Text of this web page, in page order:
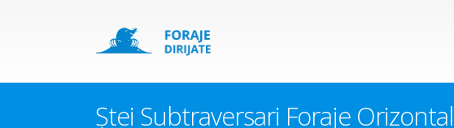
Ștei Subtraversari Foraje